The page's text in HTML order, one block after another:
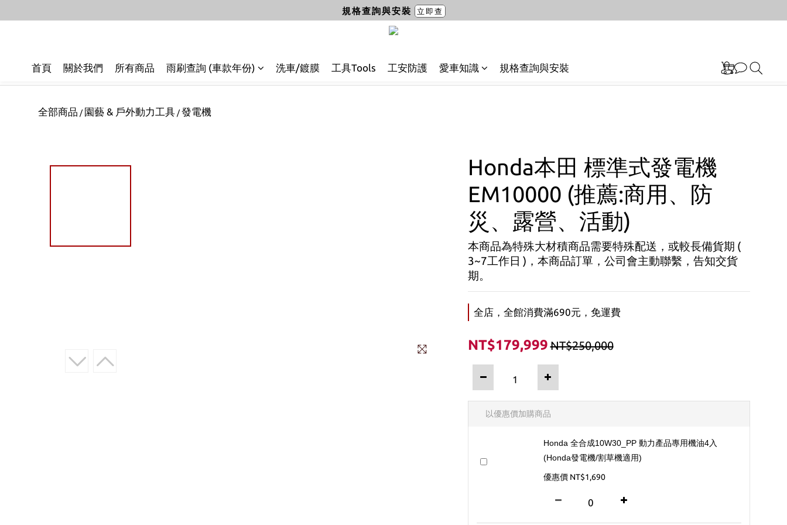
首頁 關於我們 所有商品 雨刷查詢 (車款年份) 洗車/鍍膜 工具Tools 工安防護 愛車知識 規格查詢與安裝
全部商品 / 園藝 & 戶外動力工具 / 發電機
Honda本田 標準式發電機
EM10000 (推薦:商用、防
災、露營、活動)
本商品為特殊大材積商品需要特殊配送，或較長備貨期 (
3~7工作日 )，本商品訂單，公司會主動聯繫，告知交貨
期。
全店，全館消費滿690元，免運費
NT$179,999NT$250,000
以優惠價加購商品
Honda 全合成10W30_PP 動力產品專用機油4入
(Honda發電機/割草機適用)
優惠價 NT$1,690
規格查詢與安裝 立即查